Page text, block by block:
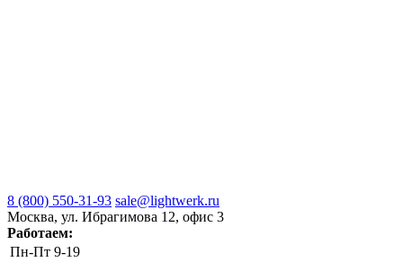
8 (800) 550-31-93 sale@lightwerk.ru
Москва, ул. Ибрагимова 12, офис 3
Работаем:
Пн-Пт 9-19